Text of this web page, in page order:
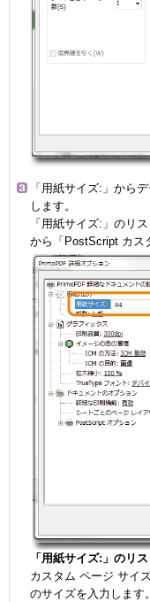
「用紙サイズ:」から
します。
「用紙サイズ:」のリ
から「PostScript カス
「用紙サイズ:」のリ
カスタム ページ サイ
のサイズを入力します。